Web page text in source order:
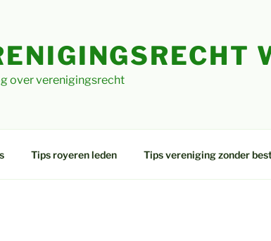
over verenigingsrecht
Tips royeren leden Tips vereniging zonder